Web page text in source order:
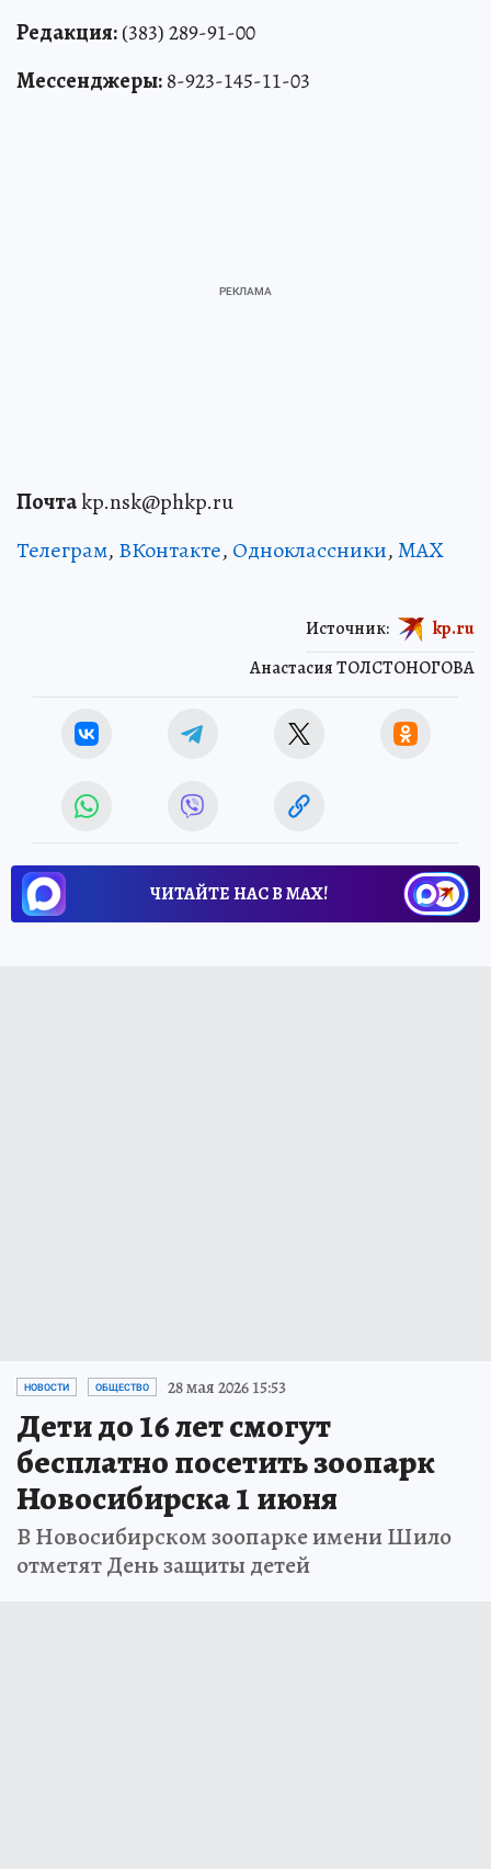
Редакция:(383) 289-91-00
Мессенджеры:8-923-145-11-03
Почтаkp.nsk@phkp.ru
Телеграм, ВКонтакте, Одноклассники,MAX
Анастасия ТОЛСТОНОГОВА
Источник: kp.ru
ЧИТАЙТЕ НАС В МАХ!
НОВОСТИ ОБЩЕСТВО 28 мая 2026 15:53
Дети до 16 лет смогут
бесплатно посетить зоопарк
Новосибирска 1 июня
В Новосибирском зоопарке имени Шило
отметят День защиты детей